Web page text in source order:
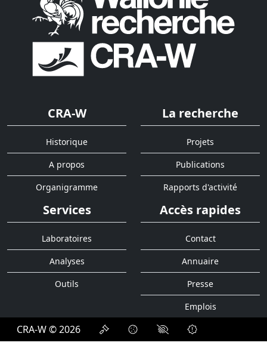
CRA-W
Historique
A propos
Organigramme
La recherche
Projets
Publications
Rapports d'activité
Services
Laboratoires
Analyses
Outils
Accès rapides
Contact
Annuaire
Presse
Emplois
CRA-W © 2026